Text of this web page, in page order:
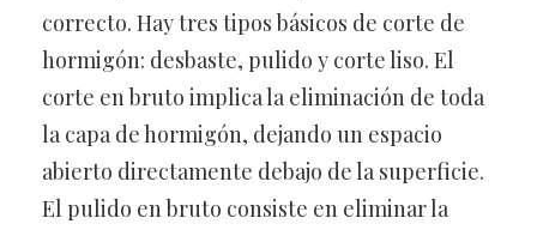
correcto. Hay tres tipos básicos de corte de
hormigón: desbaste, pulido y corte liso. El
corte en bruto implica la eliminación de toda
la capa de hormigón, dejando un espacio
abierto directamente debajo de la superficie.
El pulido en bruto consiste en eliminar la